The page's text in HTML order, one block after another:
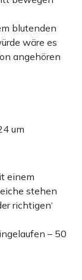
blutenden
wäre es
angehören
um
einem
stehen
richtigen‘
– 50